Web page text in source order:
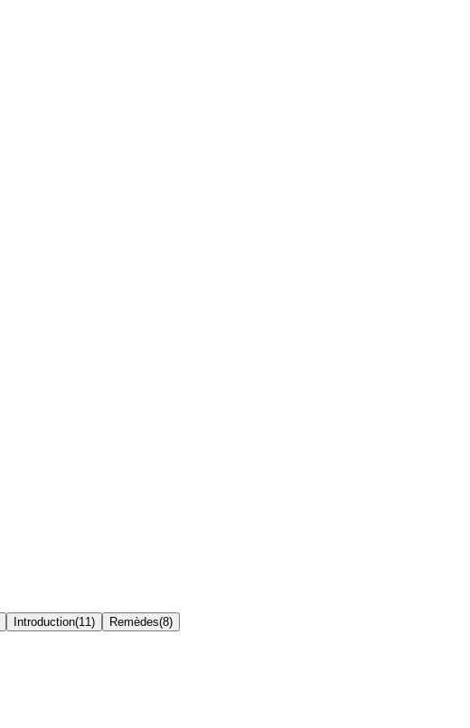
Introduction(11 ) Remèdes(8)